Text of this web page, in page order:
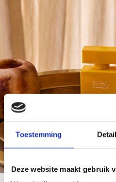
Toestemming
Deze website maakt gebruik